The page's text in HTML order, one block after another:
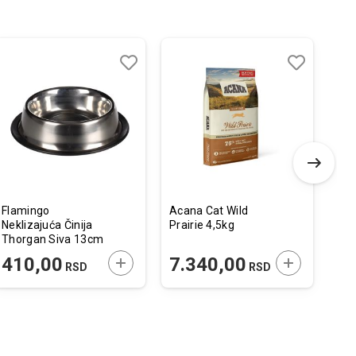
KORPU
Flamingo
Neklizajuća Činija
Thorgan Siva 13cm
410,00 RSD DODAJTE U KORPU
želja
Acana Cat Wild
Prairie 4,5kg
7.340,00 RSD DODAJTE U